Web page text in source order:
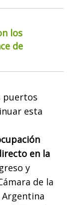
los
de
puertos
esta
en la
y
de la